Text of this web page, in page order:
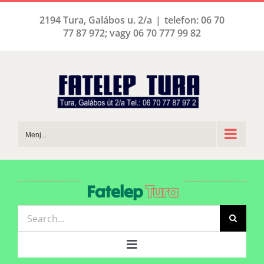
2194 Tura, Galábos u. 2/a | telefon: 06 70
77 87 972; vagy 06 70 777 99 82
Menj...
FatelepTura
Keresés...
Toggle